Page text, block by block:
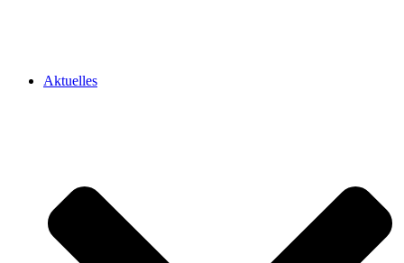
Aktuelles